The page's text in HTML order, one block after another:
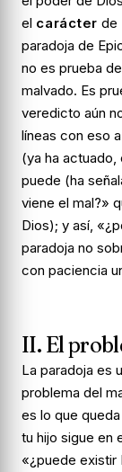
el carácter de
paradoja de
no es prueba
malvado. Es
veredicto aún
líneas con eso
(ya ha
puede (ha
viene el mal?»
Dios); y así,
paradoja no
con paciencia
II. El
La paradoja es
problema del
es lo que queda
tu hijo sigue en
«¿puede existir